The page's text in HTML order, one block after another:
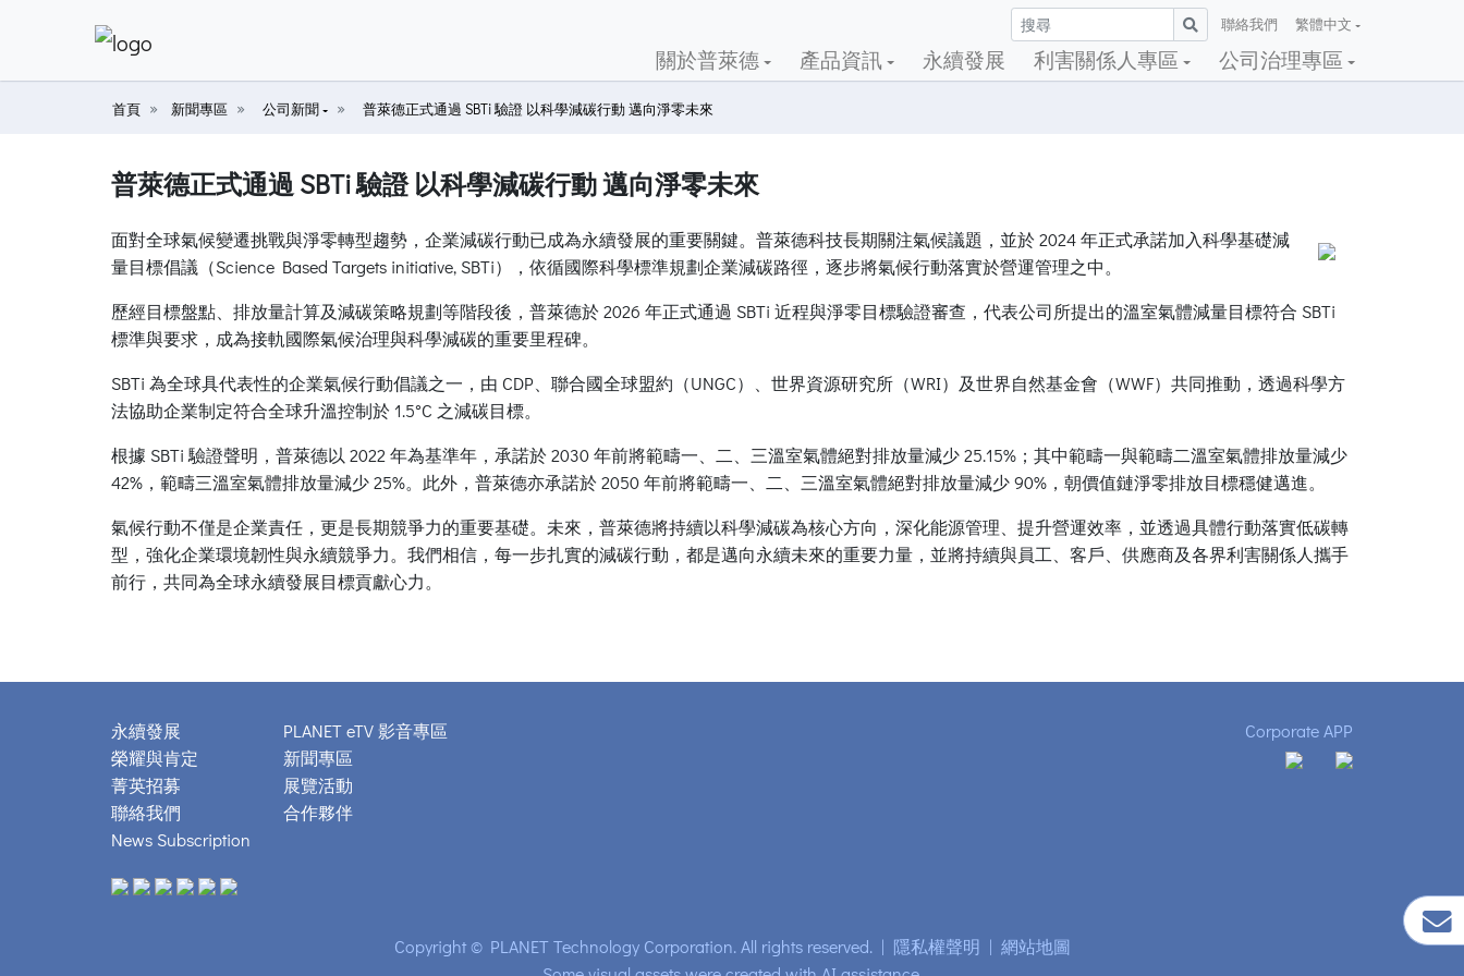
聯絡我們 繁體中文
關於普萊德 產品資訊 永續發展 利害關係人專區 公司治理專區
首頁 新聞專區 公司新聞 普萊德正式通過 SBTi 驗證 以科學減碳行動 邁向淨零未來
普萊德正式通過 SBTi 驗證 以科學減碳行動 邁向淨零未來
面對全球氣候變遷挑戰與淨零轉型趨勢，企業減碳行動已成為永續發展的重要關鍵。普萊德科技長期關注氣候議題，並於 2024 年正式承諾加入科學基礎減
量目標倡議（Science Based Targets initiative, SBTi），依循國際科學標準規劃企業減碳路徑，逐步將氣候行動落實於營運管理之中。
歷經目標盤點、排放量計算及減碳策略規劃等階段後，普萊德於 2026 年正式通過 SBTi 近程與淨零目標驗證審查，代表公司所提出的溫室氣體減量目標符合 SBTi
標準與要求，成為接軌國際氣候治理與科學減碳的重要里程碑。
SBTi 為全球具代表性的企業氣候行動倡議之一，由 CDP、聯合國全球盟約（UNGC）、世界資源研究所（WRI）及世界自然基金會（WWF）共同推動，透過科學方
法協助企業制定符合全球升溫控制於 1.5°C 之減碳目標。
根據 SBTi 驗證聲明，普萊德以 2022 年為基準年，承諾於 2030 年前將範疇一、二、三溫室氣體絕對排放量減少 25.15%；其中範疇一與範疇二溫室氣體排放量減少
42%，範疇三溫室氣體排放量減少 25%。此外，普萊德亦承諾於 2050 年前將範疇一、二、三溫室氣體絕對排放量減少 90%，朝價值鏈淨零排放目標穩健邁進。
氣候行動不僅是企業責任，更是長期競爭力的重要基礎。未來，普萊德將持續以科學減碳為核心方向，深化能源管理、提升營運效率，並透過具體行動落實低碳轉
型，強化企業環境韌性與永續競爭力。我們相信，每一步扎實的減碳行動，都是邁向永續未來的重要力量，並將持續與員工、客戶、供應商及各界利害關係人攜手
前行，共同為全球永續發展目標貢獻心力。
永續發展
榮耀與肯定
菁英招募
聯絡我們
News Subscription
PLANET eTV 影音專區
新聞專區
展覽活動
合作夥伴
Corporate APP
Copyright © PLANET Technology Corporation. All rights reserved. | 隱私權聲明 | 網站地圖